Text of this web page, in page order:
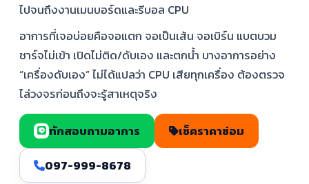
ไปจนถึงงานเมนบอร์ดและรีบอล CPU
อาการที่เจอบ่อยคือจอแตก จอเป็นเส้น จอเบิร์น แบตบวม
ชาร์จไม่เข้า เปิดไม่ติด/ดับเอง และตกน้ำ บางอาการอย่าง
“เครื่องดับเอง” ไม่ได้แปลว่า CPU เสียทุกเครื่อง ต้องตรวจ
ไล่วงจรก่อนถึงจะรู้สาเหตุจริง
ทักสอบถามอาการ เช็คราคาซ่อม
097-999-8678